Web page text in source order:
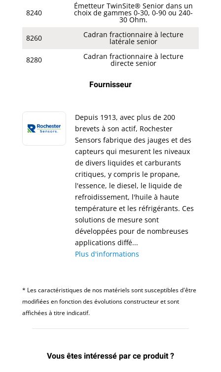
8240
Émetteur TwinSite® Senior dans un
choix de gammes 0-30, 0-90 ou 240-
30 Ohm.
8260
Cadran fractionnaire à lecture
latérale senior
8280
Cadran fractionnaire à lecture
directe senior
Fournisseur
Depuis 1913, avec plus de 200
brevets à son actif, Rochester
Sensors fabrique des jauges et des
capteurs qui mesurent les niveaux
de divers liquides et carburants
critiques, y compris le propane,
l'essence, le diesel, le liquide de
refroidissement, l'huile à haute
température et les réfrigérants. Ces
solutions de mesure sont
développées pour de nombreuses
applications diffé...
Plus d'informations
* Les caractéristiques de nos matériels sont susceptibles d'être
modifiées en fonction des évolutions constructeur et sont
affichées à titre indicatif.
Vous êtes intéressé par ce produit ?